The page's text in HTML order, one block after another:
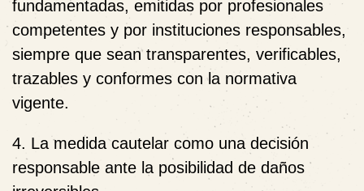
fundamentadas, emitidas por profesionales
competentes y por instituciones responsables,
siempre que sean transparentes, verificables,
trazables y conformes con la normativa
vigente.
4. La medida cautelar como una decisión
responsable ante la posibilidad de daños